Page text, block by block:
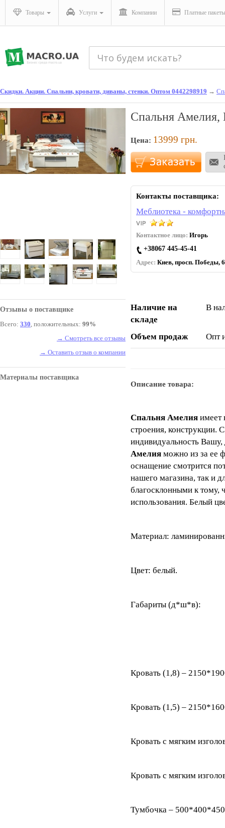
Товары Услуги Компании Платные пакеты
Скидки. Акции. Спальни, кровати, диваны, стенки. Оптом 0442298919 →
Отзывы о поставщике
Всего: 330, положительных: 99%
→ Смотреть все отзывы
→ Оставить отзыв о компании
Материалы поставщика
Спальня Амелия,
Цена: 13999 грн.
Контакты поставщика:
Меблиотека -
Контактное лицо: Игорь
+38067 445-45-41
Адрес: Киев, просп. Победы,
Наличие на
складе
В
Объем продаж Опт
Описание товара:
Спальня Амелия имеет
строения, конструкции.
индивидуальность Вашу,
Амелия можно из за ее
оснащение смотрится
нашего магазина, так и
благосклонными к тому,
использования. Белый
Материал:
Цвет: белый.
Габариты (д*ш*в):
Кровать (1,8) –
Кровать (1,5) –
Кровать с мягким
Кровать с мягким
Тумбочка – 500*400*450